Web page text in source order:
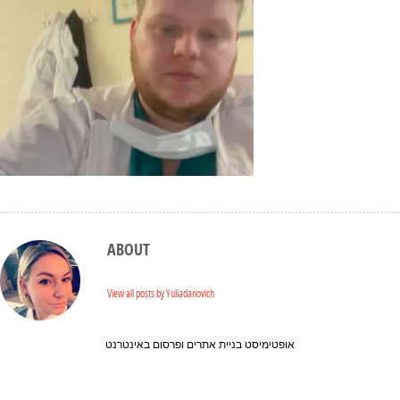
ABOUT
View all posts by Yuliadanovich
אופטימיסט בניית אתרים ופרסום באינטרנט